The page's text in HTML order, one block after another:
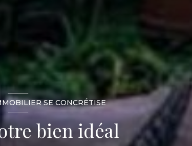
SE CONCRÉTISE
bien idéal